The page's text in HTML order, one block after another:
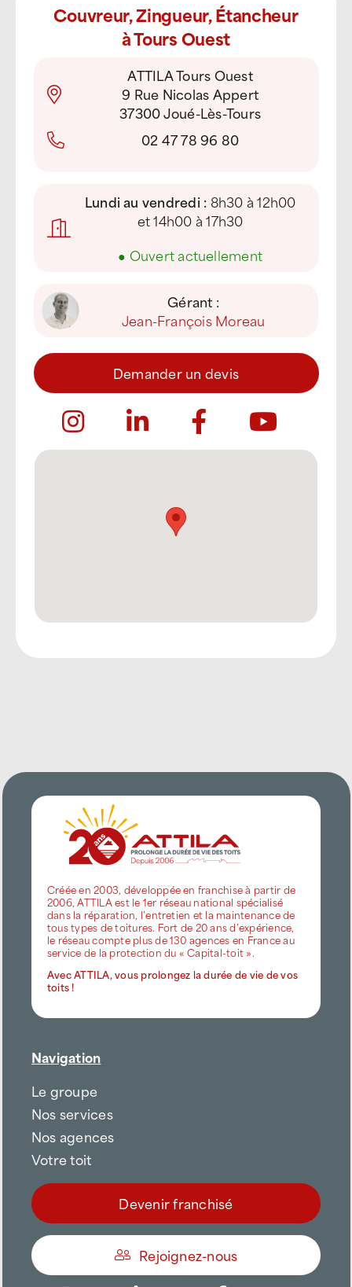
Couvreur, Zingueur, Étancheur
à Tours Ouest
ATTILA Tours Ouest
9 Rue Nicolas Appert
37300 Joué-Lès-Tours
02 47 78 96 80
Lundi au vendredi : 8h30 à 12h00
et 14h00 à 17h30
● Ouvert actuellement
Gérant :
Jean-François Moreau
Demander un devis
Créée en 2003, développée en franchise à partir de
2006, ATTILA est le 1er réseau national spécialisé
dans la réparation, l’entretien et la maintenance de
tous types de toitures. Fort de 20 ans d’expérience,
le réseau compte plus de 130 agences en France au
service de la protection du « Capital-toit ».
Avec ATTILA, vous prolongez la durée de vie de vos
toits !
Navigation
Le groupe
Nos services
Nos agences
Votre toit
Devenir franchisé
Rejoignez-nous